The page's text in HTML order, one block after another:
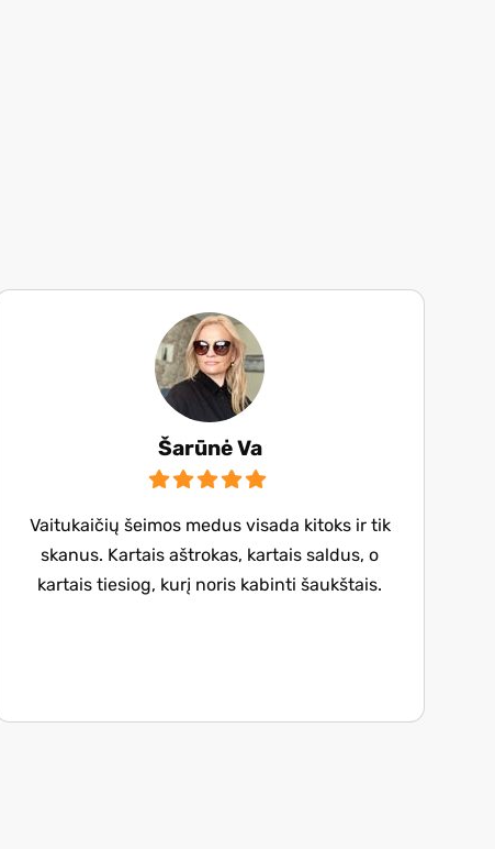
Šarūnė Va
Vaitukaičių šeimos medus visada kitoks ir tik
skanus. Kartais aštrokas, kartais saldus, o
kartais tiesiog, kurį noris kabinti šaukštais.